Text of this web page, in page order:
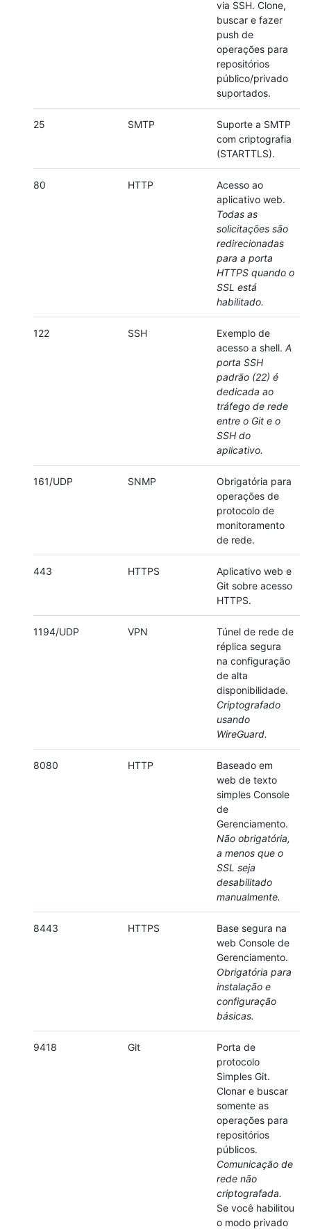
via SSH. Clone,
buscar e fazer
push de
operações para
repositórios
público/privado
suportados.
25 SMTP
Suporte a SMTP
com criptografia
(STARTTLS).
80 HTTP
Acesso ao
aplicativo web.
Todas as
solicitações são
redirecionadas
para a porta
HTTPS quando o
SSL está
habilitado.
122 SSH
Exemplo de
acesso a shell. A
porta SSH
padrão (22) é
dedicada ao
tráfego de rede
entre o Git e o
SSH do
aplicativo.
161/UDP SNMP
Obrigatória para
operações de
protocolo de
monitoramento
de rede.
443 HTTPS
Aplicativo web e
Git sobre acesso
HTTPS.
1194/UDP VPN
Túnel de rede de
réplica segura
na configuração
de alta
disponibilidade.
Criptografado
usando
WireGuard.
8080 HTTP
Baseado em
web de texto
simples Console
de
Gerenciamento.
Não obrigatória,
a menos que o
SSL seja
desabilitado
manualmente.
8443 HTTPS
Base segura na
web Console de
Gerenciamento.
Obrigatória para
instalação e
configuração
básicas.
9418 Git
Porta de
protocolo
Simples Git.
Clonar e buscar
somente as
operações para
repositórios
públicos.
Comunicação de
rede não
criptografada.
Se você habilitou
o modo privado